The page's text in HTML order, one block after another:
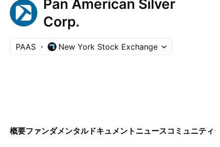
Pan American Silver
Corp.
PAAS New York Stock Exchange
概要ファンダメンタルドキュメント ニュースコミュニティ